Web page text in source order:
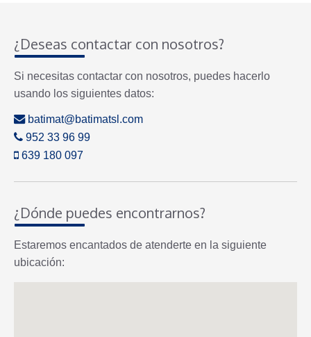
¿Deseas contactar con nosotros?
Si necesitas contactar con nosotros, puedes hacerlo
usando los siguientes datos:
batimat@batimatsl.com
952 33 96 99
639 180 097
¿Dónde puedes encontrarnos?
Estaremos encantados de atenderte en la siguiente
ubicación: